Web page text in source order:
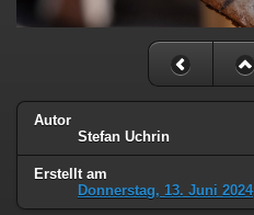
Autor
Stefan Uchrin
Erstellt am
Donnerstag, 13. Juni 2024